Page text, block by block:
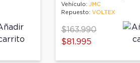
Vehículo: JMC
Repuesto: VOLTEX
Price reduced from
$163.990to
$81.995